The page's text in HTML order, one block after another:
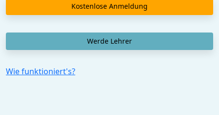
Kostenlose Anmeldung
Werde Lehrer
Wie funktioniert's?